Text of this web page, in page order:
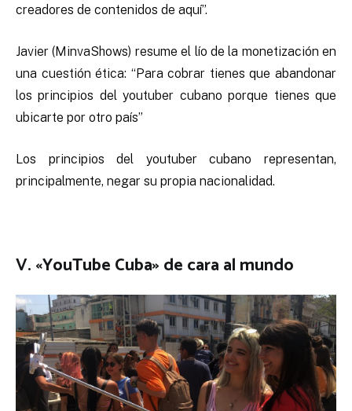
creadores de contenidos de aquí”.
Javier (MinvaShows) resume el lío de la monetización en
una cuestión ética: “Para cobrar tienes que abandonar
los principios del youtuber cubano porque tienes que
ubicarte por otro país”
Los principios del youtuber cubano representan,
principalmente, negar su propia nacionalidad.
V. «YouTube Cuba» de cara al mundo